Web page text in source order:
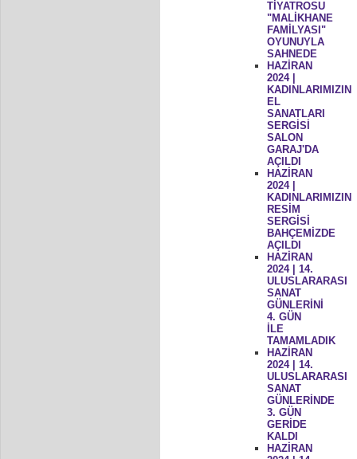
TİYATROSU
"MALİKHANE
FAMİLYASI"
OYUNUYLA
SAHNEDE
HAZİRAN
2024 |
KADINLARIMIZIN
EL
SANATLARI
SERGİSİ
SALON
GARAJ'DA
AÇILDI
HAZİRAN
2024 |
KADINLARIMIZIN
RESİM
SERGİSİ
BAHÇEMİZDE
AÇILDI
HAZİRAN
2024 | 14.
ULUSLARARASI
SANAT
GÜNLERİNİ
4. GÜN
İLE
TAMAMLADIK
HAZİRAN
2024 | 14.
ULUSLARARASI
SANAT
GÜNLERİNDE
3. GÜN
GERİDE
KALDI
HAZİRAN